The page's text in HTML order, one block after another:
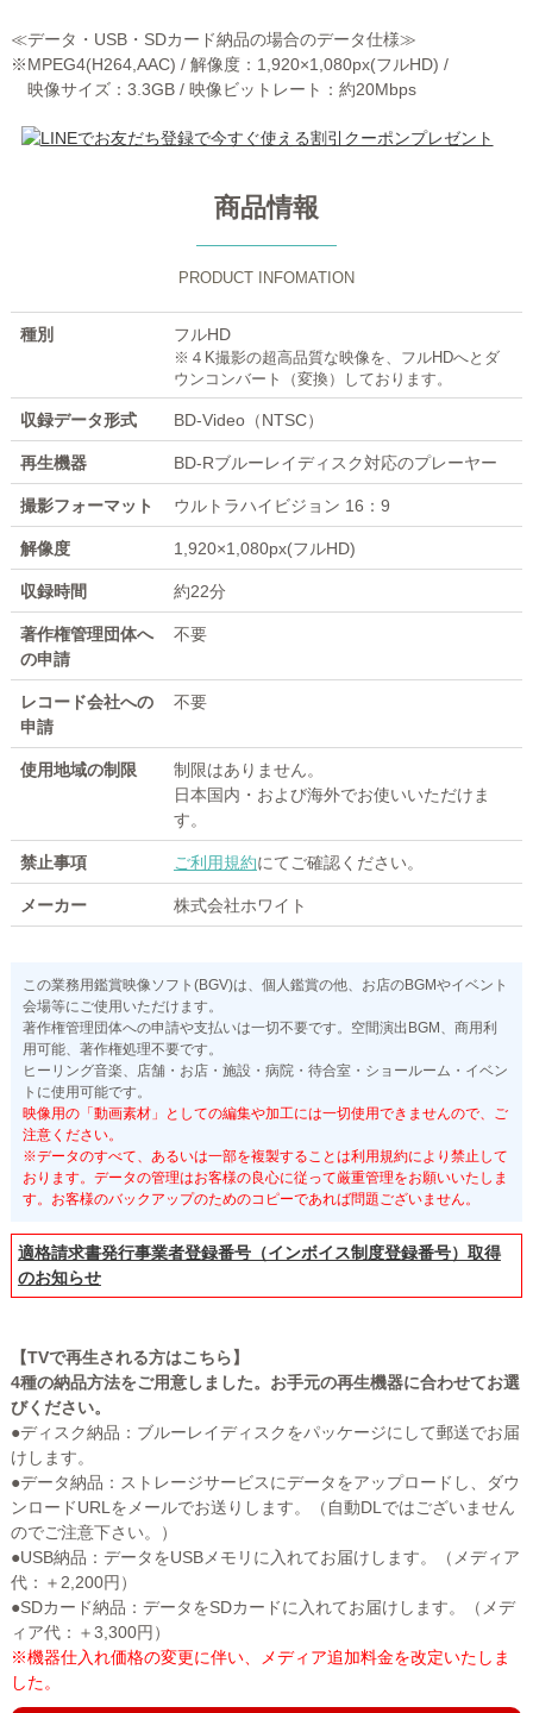
≪データ・USB・SDカード納品の場合のデータ仕様≫
※MPEG4(H264,AAC) / 解像度：1,920×1,080px(フルHD) /
映像サイズ：3.3GB / 映像ビットレート：約20Mbps
商品情報
PRODUCT INFOMATION
種別 フルHD
※４K撮影の超高品質な映像を、フルHDへとダ
ウンコンバート（変換）しております。
収録データ形式 BD-Video（NTSC）
再生機器 BD-Rブルーレイディスク対応のプレーヤー
撮影フォーマット ウルトラハイビジョン 16：9
解像度 1,920×1,080px(フルHD)
収録時間 約22分
著作権管理団体へ
の申請
不要
レコード会社への
申請
不要
使用地域の制限
制限はありません。
日本国内・および海外でお使いいただけま
す。
禁止事項 ご利用規約にてご確認ください。
メーカー 株式会社ホワイト
この業務用鑑賞映像ソフト(BGV)は、個人鑑賞の他、お店のBGMやイベント
会場等にご使用いただけます。
著作権管理団体への申請や支払いは一切不要です。空間演出BGM、商用利
用可能、著作権処理不要です。
ヒーリング音楽、店舗・お店・施設・病院・待合室・ショールーム・イベン
トに使用可能です。
映像用の「動画素材」としての編集や加工には一切使用できませんので、ご
注意ください。
※データのすべて、あるいは一部を複製することは利用規約により禁止して
おります。データの管理はお客様の良心に従って厳重管理をお願いいたしま
す。お客様のバックアップのためのコピーであれば問題ございません。
適格請求書発行事業者登録番号（インボイス制度登録番号）取得
のお知らせ
【TVで再生される方はこちら】
4種の納品方法をご用意しました。お手元の再生機器に合わせてお選
びください。
●ディスク納品：ブルーレイディスクをパッケージにして郵送でお届
けします。
●データ納品：ストレージサービスにデータをアップロードし、ダウ
ンロードURLをメールでお送りします。（自動DLではございません
のでご注意下さい。）
●USB納品：データをUSBメモリに入れてお届けします。（メディア
代：＋2,200円）
●SDカード納品：データをSDカードに入れてお届けします。（メデ
ィア代：＋3,300円）
※機器仕入れ価格の変更に伴い、メディア追加料金を改定いたしま
した。